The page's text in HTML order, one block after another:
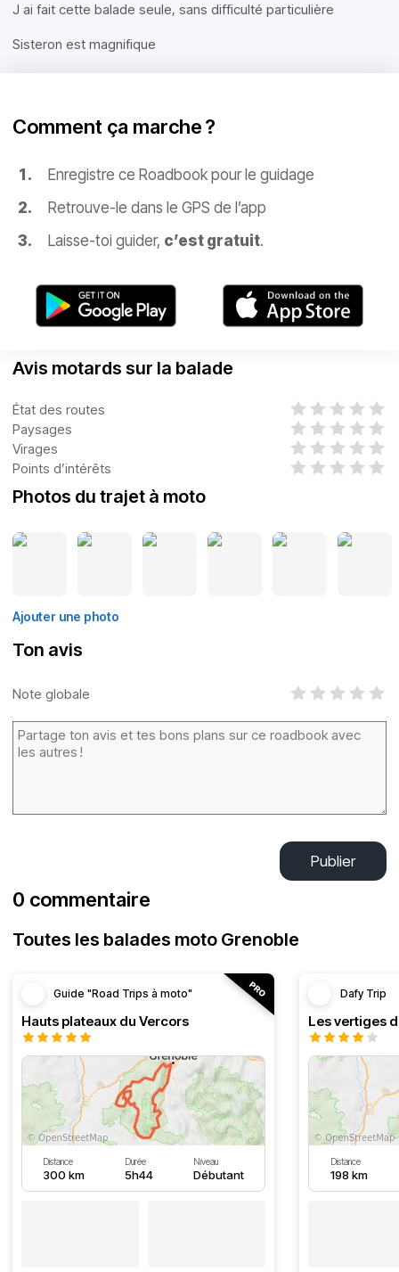
J ai fait cette balade seule, sans difficulté particulière
Sisteron est magnifique
Comment ça marche ?
Enregistre ce Roadbook pour le guidage
Retrouve-le dans le GPS de l’app
Laisse-toi guider, c’est gratuit.
Avis motards sur la balade
État des routes
Paysages
Virages
Points d’intérêts
Photos du trajet à moto
Ajouter une photo
Ton avis
Note globale
Publier
0 commentaire
Toutes les balades moto Grenoble
Guide "Road Trips à moto"
Hauts plateaux du Vercors
Distance
300 km
Durée
5h44
Niveau
Débutant
Dafy Trip
Les vertiges
Distance
198 km